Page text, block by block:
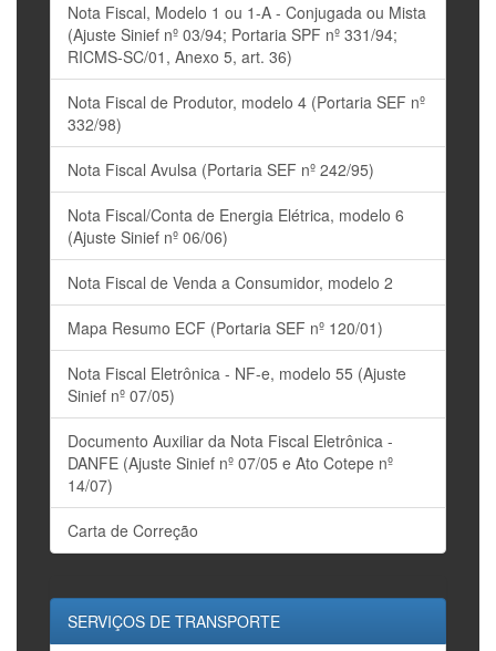
Nota Fiscal, Modelo 1 ou 1-A - Conjugada ou Mista
(Ajuste Sinief nº 03/94; Portaria SPF nº 331/94;
RICMS-SC/01, Anexo 5, art. 36)
Nota Fiscal de Produtor, modelo 4 (Portaria SEF nº
332/98)
Nota Fiscal Avulsa (Portaria SEF nº 242/95)
Nota Fiscal/Conta de Energia Elétrica, modelo 6
(Ajuste Sinief nº 06/06)
Nota Fiscal de Venda a Consumidor, modelo 2
Mapa Resumo ECF (Portaria SEF nº 120/01)
Nota Fiscal Eletrônica - NF-e, modelo 55 (Ajuste
Sinief nº 07/05)
Documento Auxiliar da Nota Fiscal Eletrônica -
DANFE (Ajuste Sinief nº 07/05 e Ato Cotepe nº
14/07)
Carta de Correção
SERVIÇOS DE TRANSPORTE